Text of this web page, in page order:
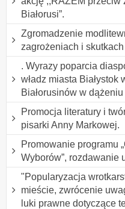
Białorusi”.
Zgromadzenie
zagrożeniach i
. Wyrazy poparcia
władz miasta Białystok
Białorusinów w
Promocja literatury i
pisarki Anny Markowej.
Promowanie programu
Wyborów”, rozdawanie
"Popularyzacja
mieście, zwrócenie
luki prawne dotyczące